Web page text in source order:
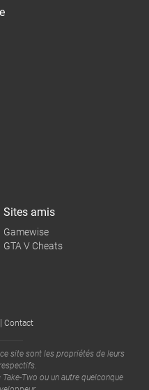
Sites amis
Gamewise
GTA V Cheats
| Contact
site sont les propriétés de leurs
Take-Two ou un autre quelconque